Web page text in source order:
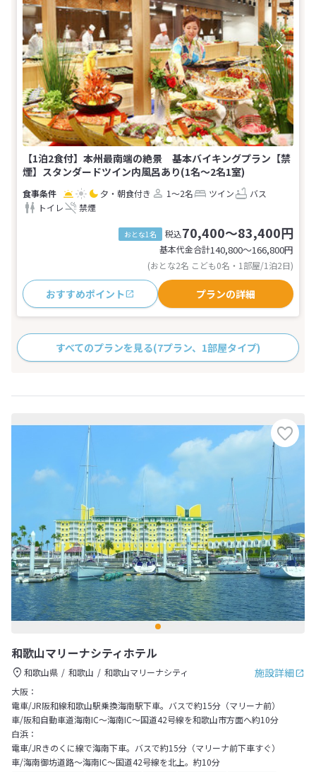
【1泊2食付】本州最南端の絶景 基本バイキングプラン【禁
煙】スタンダードツイン内風呂あり(1名～2名1室)
夕・朝食付き 1～2名 ツイン
バス
トイレ
禁煙
おとな1名 税込70,400～83,400円
基本代金合計140,800〜166,800円
(おとな2名 こども0名・1部屋/1泊2日)
おすすめポイント プランの詳細
すべてのプランを見る(7プラン、1部屋タイプ)
和歌山マリーナシティホテル
施設詳細
和歌山県 和歌山
和歌山マリーナシティ
大阪：
電車/JR阪和線和歌山駅乗換海南駅下車。バスで約15分（マリーナ前）
車/阪和自動車道海南IC～海南IC～国道42号線を和歌山市方面へ約10分
白浜：
電車/JRきのくに線で海南下車。バスで約15分（マリーナ前下車すぐ）
車/海南御坊道路～海南IC～国道42号線を北上。約10分